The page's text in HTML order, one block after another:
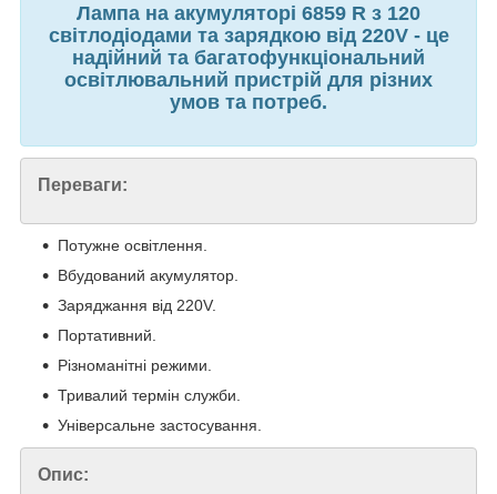
Лампа на акумуляторі 6859 R з 120
світлодіодами та зарядкою від 220V - це
надійний та багатофункціональний
освітлювальний пристрій для різних
умов та потреб.
Переваги:
Потужне освітлення.
Вбудований акумулятор.
Заряджання від 220V.
Портативний.
Різноманітні режими.
Тривалий термін служби.
Універсальне застосування.
Опис: